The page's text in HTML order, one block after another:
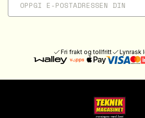
Fri frakt og tollfritt Lynrask